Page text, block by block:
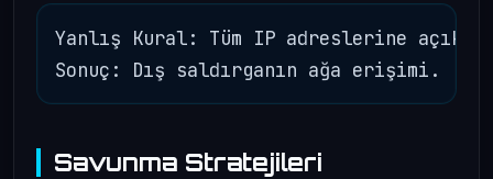
Yanlış Kural: Tüm IP adreslerine açık
Savunma Stratejileri